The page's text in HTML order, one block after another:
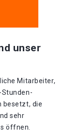
unser
Mitarbeiter,
Stunden-
besetzt, die
sehr
öffnen.